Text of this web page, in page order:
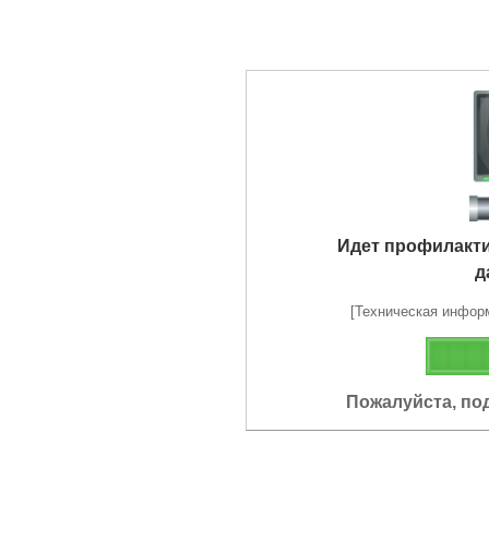
Идет
[Техническая
Пожалуйста,